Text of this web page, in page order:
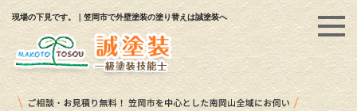
現場の下見です。｜笠岡市で外壁塗装の塗り替えは誠塗装へ